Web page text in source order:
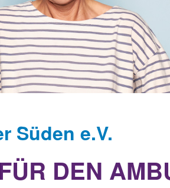
Süden e.V.
DEN